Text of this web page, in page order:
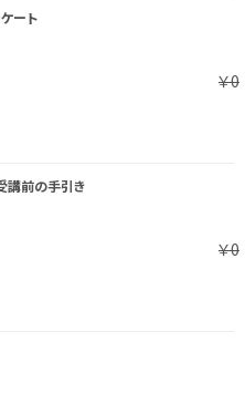
ート
￥0
前の手引き
￥0